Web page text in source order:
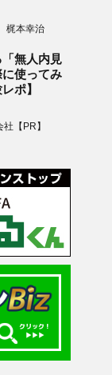
梶本幸治
無人内見
使ってみ
ポ】
【PR】